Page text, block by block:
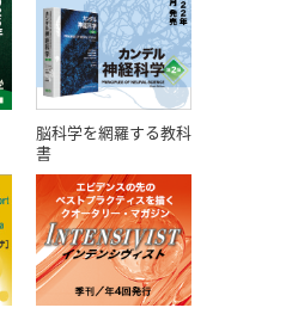
脳科学を網羅する教科
書